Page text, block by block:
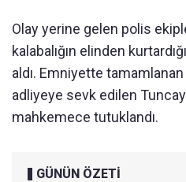
Olay yerine gelen polis
kalabalığın elinden
aldı. Emniyette
adliyeye sevk edilen Tuncay
mahkemece tutuklandı.
GÜNÜN ÖZETİ